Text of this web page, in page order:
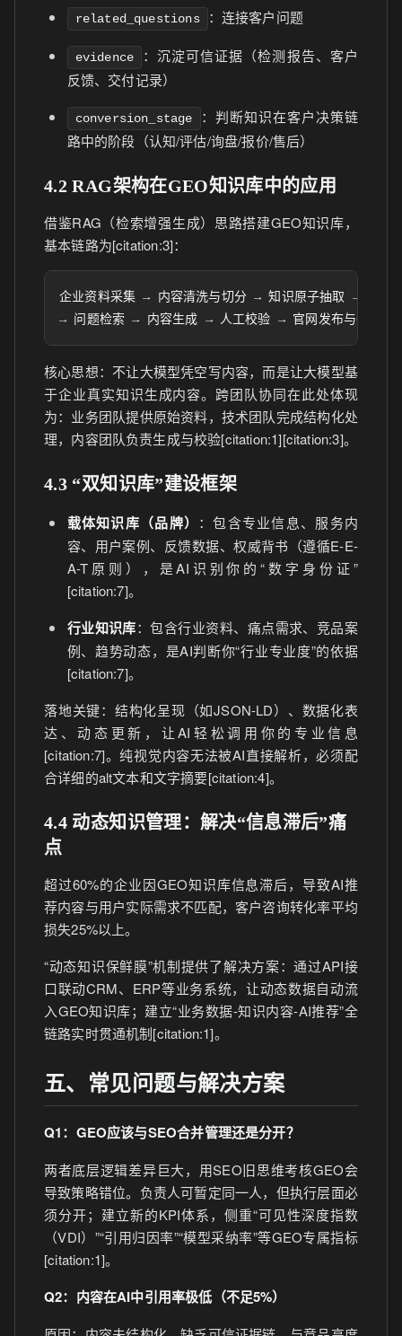
related_questions ：连接客户问题
evidence
：沉淀可信证据（检测报告、客户
反馈、交付记录）
conversion_stage
：判断知识在客户决策链
路中的阶段（认知/评估/询盘/报价/售后）
4.2 RAG架构在GEO知识库中的应用
借鉴RAG（检索增强生成）思路搭建GEO知识库，
基本链路为[citation:3]：
企业资料采集 → 内容清洗与切分 → 知识原子抽取 → 向量
→ 问题检索 → 内容生成 → 人工校验 → 官网发布与CRM反
核心思想：不让大模型凭空写内容，而是让大模型基
于企业真实知识生成内容。跨团队协同在此处体现
为：业务团队提供原始资料，技术团队完成结构化处
理，内容团队负责生成与校验[citation:1][citation:3]。
4.3 “双知识库”建设框架
载体知识库（品牌） ：包含专业信息、服务内
容、用户案例、反馈数据、权威背书（遵循E-E-
A-T原则），是AI识别你的“数字身份证”
[citation:7]。
行业知识库：包含行业资料、痛点需求、竞品案
例、趋势动态，是AI判断你“行业专业度”的依据
[citation:7]。
落地关键：结构化呈现（如JSON-LD）、数据化表
达、动态更新，让AI轻松调用你的专业信息
[citation:7]。纯视觉内容无法被AI直接解析，必须配
合详细的alt文本和文字摘要[citation:4]。
4.4 动态知识管理：解决“信息滞后”痛
点
超过60%的企业因GEO知识库信息滞后，导致AI推
荐内容与用户实际需求不匹配，客户咨询转化率平均
损失25%以上。
“动态知识保鲜膜”机制提供了解决方案：通过API接
口联动CRM、ERP等业务系统，让动态数据自动流
入GEO知识库；建立“业务数据-知识内容-AI推荐”全
链路实时贯通机制[citation:1]。
五、常见问题与解决方案
Q1：GEO应该与SEO合并管理还是分开？
两者底层逻辑差异巨大，用SEO旧思维考核GEO会
导致策略错位。负责人可暂定同一人，但执行层面必
须分开；建立新的KPI体系，侧重“可见性深度指数
（VDI）”“引用归因率”“模型采纳率”等GEO专属指标
[citation:1]。
Q2：内容在AI中引用率极低（不足5%）